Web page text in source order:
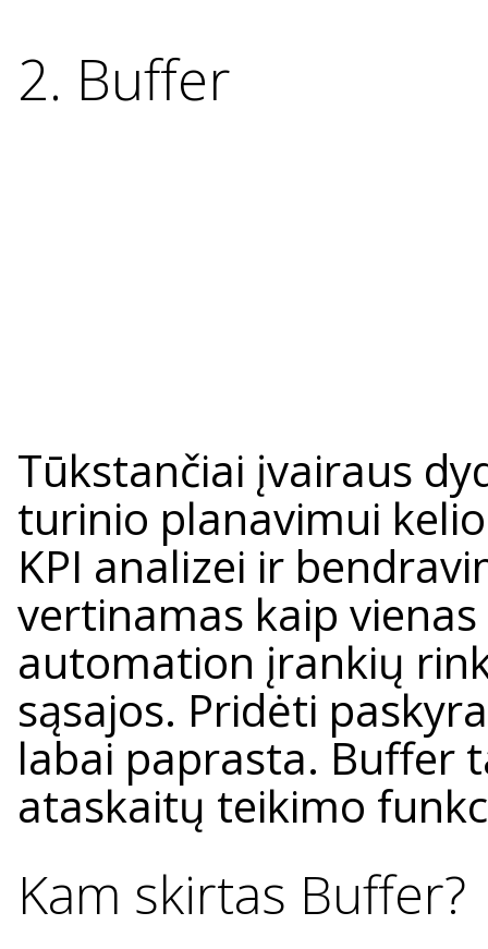
2. Buffer
Tūkstančiai įvairaus
turinio planavimui
KPI analizei ir
vertinamas kaip
automation įrankių
sąsajos. Pridėti
labai paprasta. Buffer
ataskaitų teikimo
Kam skirtas Buffer?